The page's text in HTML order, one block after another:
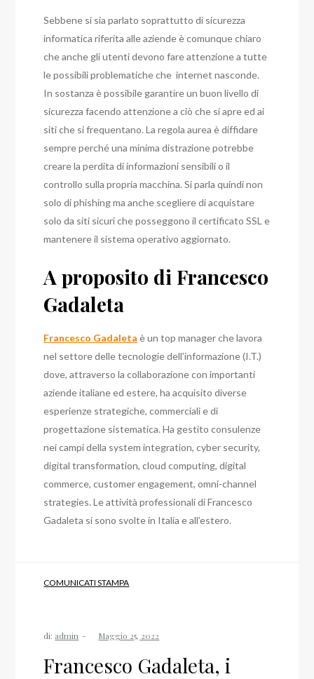
Sebbene si sia parlato soprattutto di sicurezza
informatica riferita alle aziende è comunque chiaro
che anche gli utenti devono fare attenzione a tutte
le possibili problematiche che internet nasconde.
In sostanza è possibile garantire un buon livello di
sicurezza facendo attenzione a ciò che si apre ed ai
siti che si frequentano. La regola aurea è diffidare
sempre perché una minima distrazione potrebbe
creare la perdita di informazioni sensibili o il
controllo sulla propria macchina. Si parla quindi non
solo di phishing ma anche scegliere di acquistare
solo da siti sicuri che posseggono il certificato SSL e
mantenere il sistema operativo aggiornato.
A proposito di Francesco
Gadaleta
Francesco Gadaleta è un top manager che lavora
nel settore delle tecnologie dell’informazione (I.T.)
dove, attraverso la collaborazione con importanti
aziende italiane ed estere, ha acquisito diverse
esperienze strategiche, commerciali e di
progettazione sistematica. Ha gestito consulenze
nei campi della system integration, cyber security,
digital transformation, cloud computing, digital
commerce, customer engagement, omni-channel
strategies. Le attività professionali di Francesco
Gadaleta si sono svolte in Italia e all’estero.
COMUNICATI STAMPA
di: admin
Francesco Gadaleta, i